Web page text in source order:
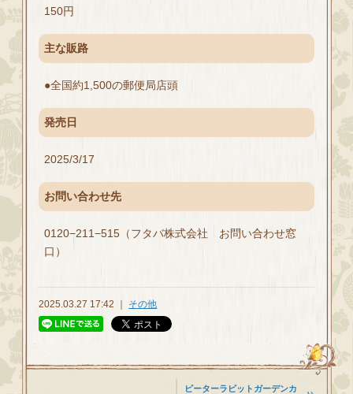
150円
主な販路
●全国約1,500の郵便局店頭
発売日
2025/3/17
お問い合わせ先
0120−211−515（フタバ株式会社 お問い合わせ窓
口）
2025.03.27 17:42 ｜ その他
ピーターラビットガーデンカ